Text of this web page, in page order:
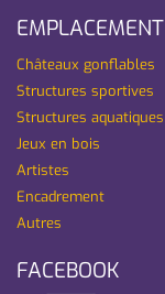
EMPLACEMENT
Châteaux gonflables
Structures sportives
Structures aquatiques
Jeux en bois
Artistes
Encadrement
Autres
FACEBOOK